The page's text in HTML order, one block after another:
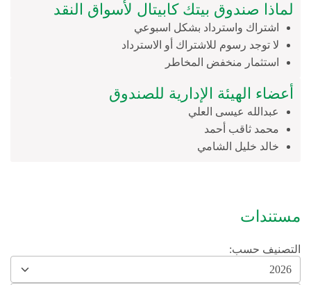
لماذا صندوق بيتك كابيتال لأسواق النقد
اشتراك واسترداد بشكل اسبوعي
لا توجد رسوم للاشتراك أو الاسترداد
استثمار منخفض المخاطر
أعضاء الهيئة الإدارية للصندوق
عبدالله عيسى العلي
محمد ثاقب أحمد
خالد خليل الشامي
مستندات
التصنيف حسب: